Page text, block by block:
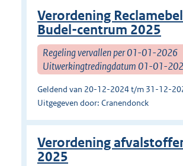
Verordening
Budel-centrum 2025
Regeling vervallen per 01-01-2026
Uitwerkingtredingdatum 01-01-
Geldend van 20-12-2024 t/m 31-12-
Uitgegeven door: Cranendonck
Verordening
2025